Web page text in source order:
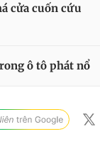
cửa cuốn cứu
ô tô phát nổ